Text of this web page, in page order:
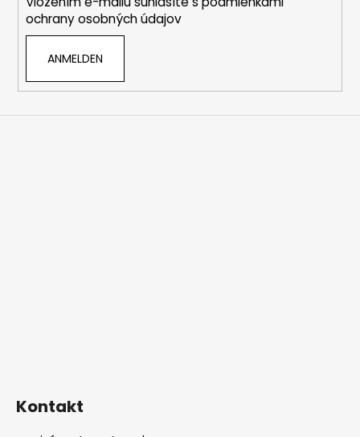
ochrany osobných údajov
ANMELDEN
Kontakt